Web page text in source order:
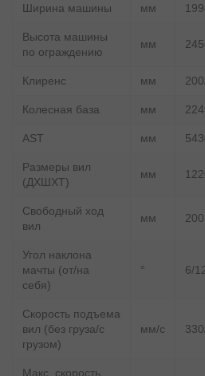
Ширина машины мм
Высота машины
по ограждению
мм
Клиренс мм
Колесная база мм
AST мм
Размеры вил
(ДXШXТ)
мм
Свободный ход
вил
мм 200
Угол наклона
мачты (от/на
себя)
° 6/
Скорость подъема
вил (без груза/с
грузом)
мм/c
Макс. скорость